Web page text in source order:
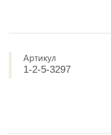
Артикул
1-2-5-3297